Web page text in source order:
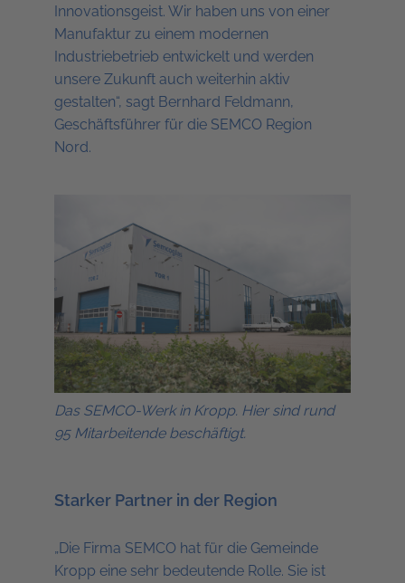
Innovationsgeist. Wir haben uns von einer
Manufaktur zu einem modernen
Industriebetrieb entwickelt und werden
unsere Zukunft auch weiterhin aktiv
gestalten“, sagt Bernhard Feldmann,
Geschäftsführer für die SEMCO Region
Nord.
Das SEMCO-Werk in Kropp. Hier sind rund
95 Mitarbeitende beschäftigt.
Starker Partner in der Region
„Die Firma SEMCO hat für die Gemeinde
Kropp eine sehr bedeutende Rolle. Sie ist